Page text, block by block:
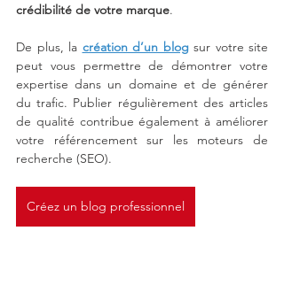
crédibilité de votre marque.
De plus, la création d’un blog sur votre site
peut vous permettre de démontrer votre
expertise dans un domaine et de générer
du trafic. Publier régulièrement des articles
de qualité contribue également à améliorer
votre référencement sur les moteurs de
recherche (SEO).
Créez un blog professionnel